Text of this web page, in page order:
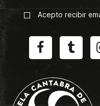
Acepto recibir